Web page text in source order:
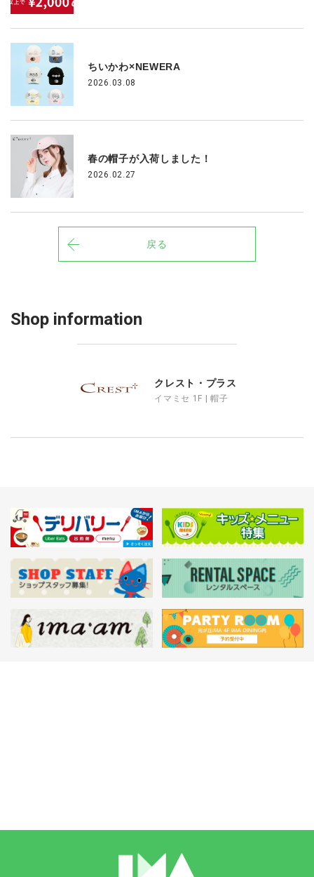
ちいかわ×NEWERA
2026.03.08
春の帽子が入荷しました！
2026.02.27
戻る
Shop information
クレスト・プラス
イマミセ 1F | 帽子